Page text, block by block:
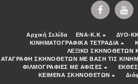
Αρχική Σελίδα ENA-K.K ΔΥΟ-
ΚΙΝΗΜΑΤΟΓΡΑΦΙΚΑ ΤΕΤΡΑΔΙΑ
ΛΕΞΙΚΟ ΣΚΗΝΟΘΕΤΩΝ
ΣΚΗΝΟΘΕΤΩΝ ΜΕ ΒΑΣΗ ΤΙΣ
ΦΙΛΜΟΓΡΑΦΙΕΣ ΜΕ ΑΦΙΣΕΣ
ΚΕΙΜΕΝΑ ΣΚΗΝΟΘΕΤΩΝ